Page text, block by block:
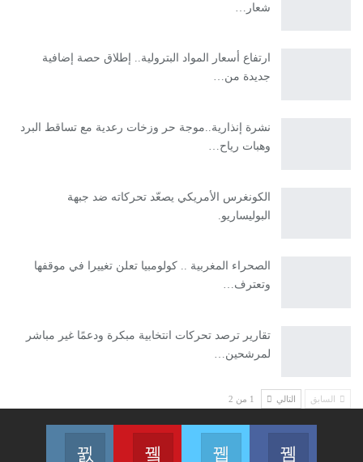
شعار…
ارتفاع أسعار المواد البترولية.. إطلاق حصة إضافية
جديدة من…
نشرة إنذارية..موجة حر وزخات رعدية مع تساقط البرد
وهبات رياح…
الكونغرس الأمريكي يصعّد تحركاته ضد جبهة
البوليساريو.
الصحراء المغربية .. كولومبيا تعلن تغييرا في موقفها
وتعترف…
تقارير ترصد تحركات انتخابية مبكرة ودعمًا غير مباشر
لمرشحين…
السابق التالي 1 من 2
انضم إلينا على الفايسبوكانضم إلينا على تويترانضم إلينا على اليوتيوب